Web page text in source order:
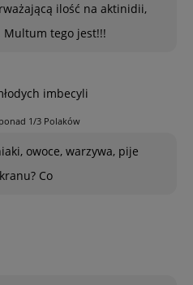
ilość na aktinidii,
Multum tego jest!!!
imbecyli
1/3 Polaków
owoce, warzywa, pije
Co